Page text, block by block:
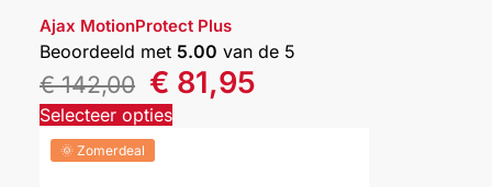
Ajax MotionProtect Plus
Beoordeeld met 5.00 van de 5
€142,00 € 81,95
Selecteer opties
🌞 Zomerdeal